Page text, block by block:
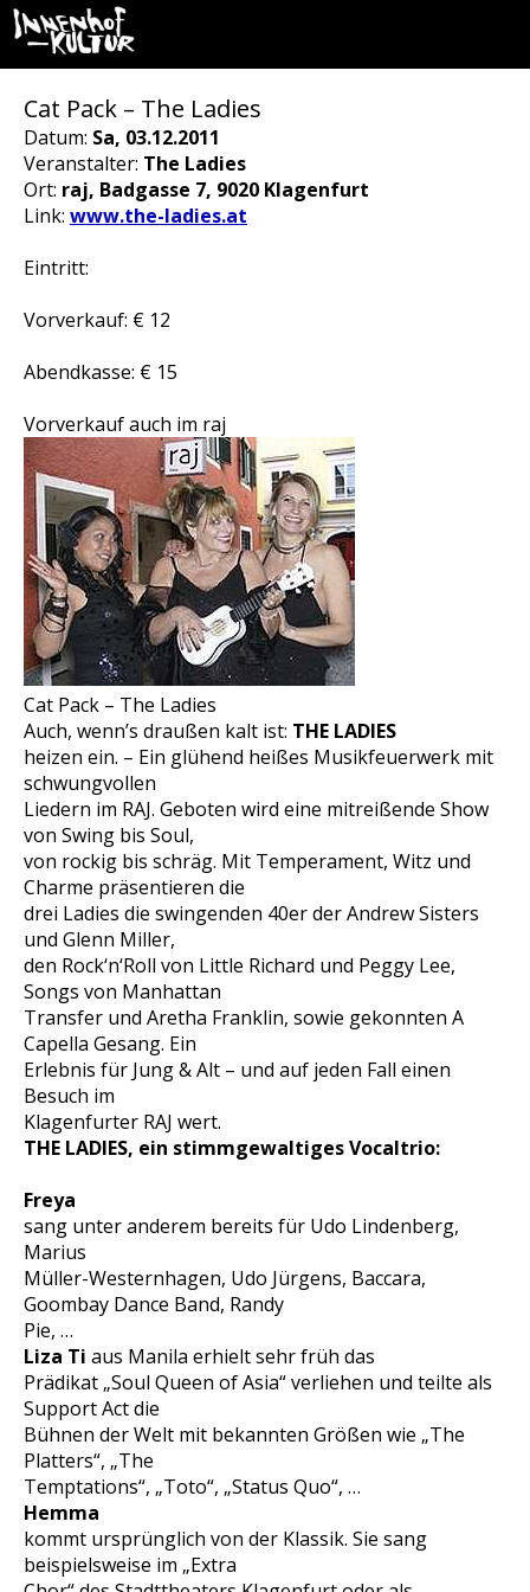
Cat Pack – The Ladies
Datum: Sa, 03.12.2011
Veranstalter: The Ladies
Ort: raj, Badgasse 7, 9020 Klagenfurt
Link: www.the-ladies.at
Eintritt:
Vorverkauf: € 12
Abendkasse: € 15
Vorverkauf auch im raj
Cat Pack – The Ladies
Auch, wenn’s draußen kalt ist: THE LADIES
heizen ein. – Ein glühend heißes Musikfeuerwerk mit
schwungvollen
Liedern im RAJ. Geboten wird eine mitreißende Show
von Swing bis Soul,
von rockig bis schräg. Mit Temperament, Witz und
Charme präsentieren die
drei Ladies die swingenden 40er der Andrew Sisters
und Glenn Miller,
den Rock‘n‘Roll von Little Richard und Peggy Lee,
Songs von Manhattan
Transfer und Aretha Franklin, sowie gekonnten A
Capella Gesang. Ein
Erlebnis für Jung & Alt – und auf jeden Fall einen
Besuch im
Klagenfurter RAJ wert.
THE LADIES, ein stimmgewaltiges Vocaltrio:
Freya
sang unter anderem bereits für Udo Lindenberg,
Marius
Müller-Westernhagen, Udo Jürgens, Baccara,
Goombay Dance Band, Randy
Pie, …
Liza Ti aus Manila erhielt sehr früh das
Prädikat „Soul Queen of Asia“ verliehen und teilte als
Support Act die
Bühnen der Welt mit bekannten Größen wie „The
Platters“, „The
Temptations“, „Toto“, „Status Quo“, …
Hemma
kommt ursprünglich von der Klassik. Sie sang
beispielsweise im „Extra